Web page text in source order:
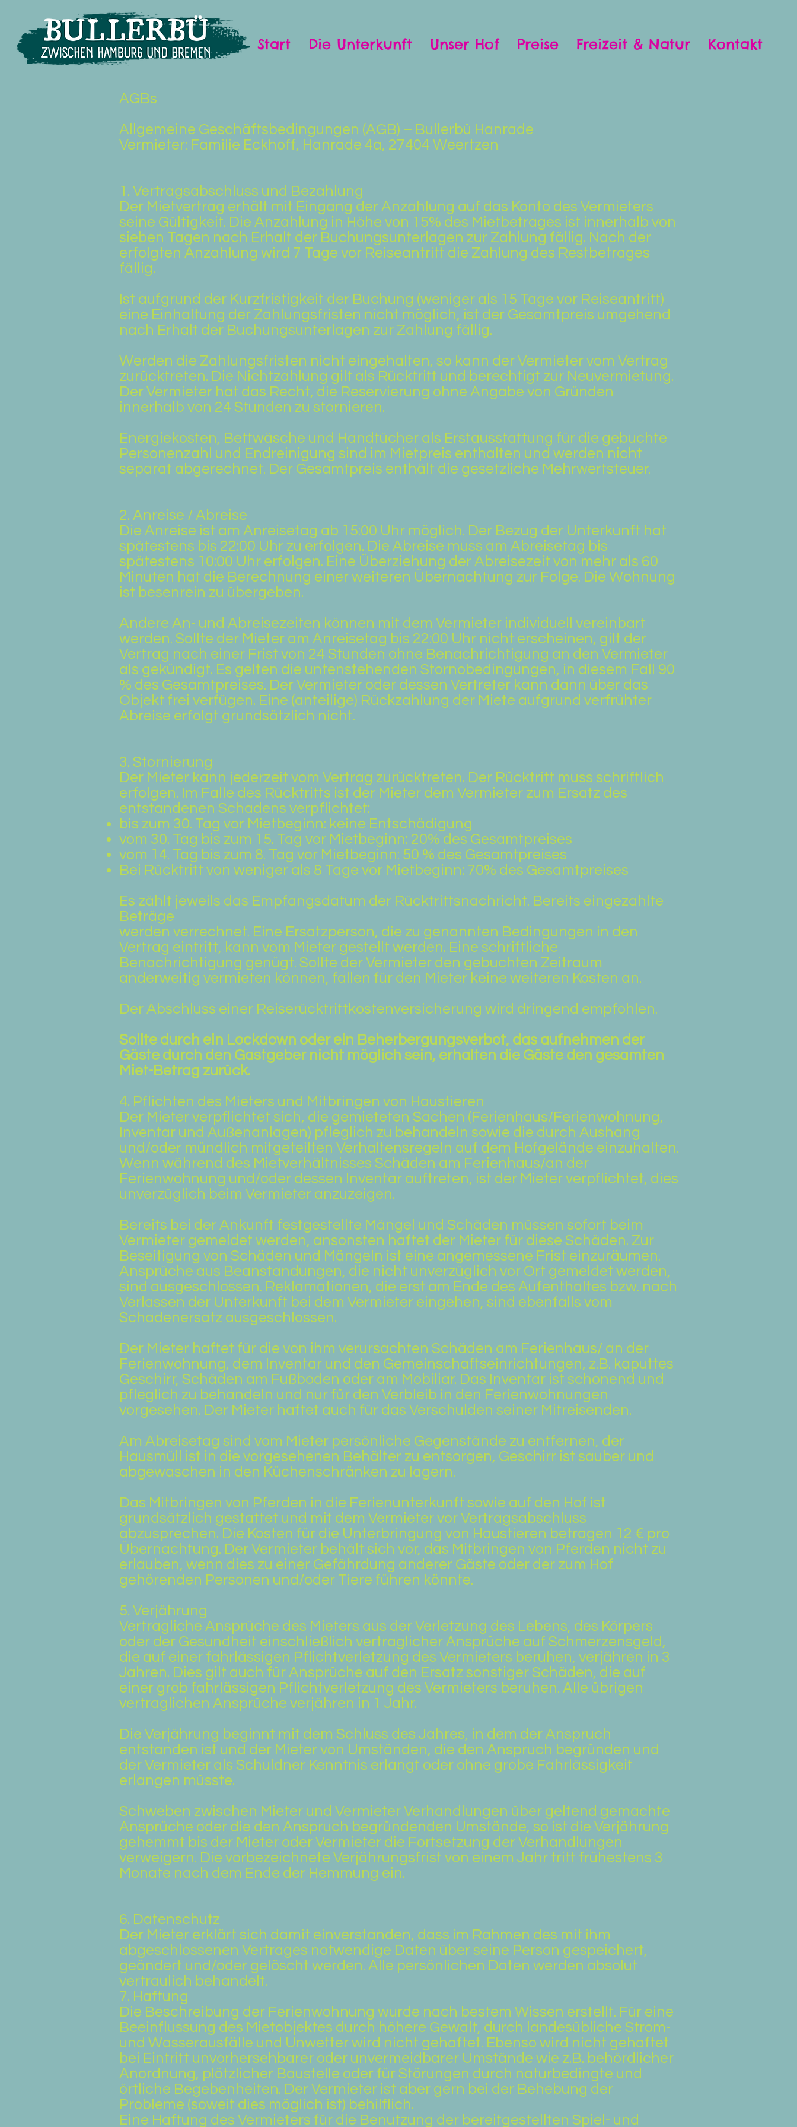
Start Die Unterkunft Unser Hof Preise Freizeit & Natur Kontakt
AGBs
Allgemeine Geschäftsbedingungen (AGB) – Bullerbü Hanrade
Vermieter: Familie Eckhoff, Hanrade 4a, 27404 Weertzen
1. Vertragsabschluss und Bezahlung
Der Mietvertrag erhält mit Eingang der Anzahlung auf das Konto des Vermieters
seine Gültigkeit. Die Anzahlung in Höhe von 15% des Mietbetrages ist innerhalb von
sieben Tagen nach Erhalt der Buchungsunterlagen zur Zahlung fällig. Nach der
erfolgten Anzahlung wird 7 Tage vor Reiseantritt die Zahlung des Restbetrages
fällig.
Ist aufgrund der Kurzfristigkeit der Buchung (weniger als 15 Tage vor Reiseantritt)
eine Einhaltung der Zahlungsfristen nicht möglich, ist der Gesamtpreis umgehend
nach Erhalt der Buchungsunterlagen zur Zahlung fällig.
Werden die Zahlungsfristen nicht eingehalten, so kann der Vermieter vom Vertrag
zurücktreten. Die Nichtzahlung gilt als Rücktritt und berechtigt zur Neuvermietung.
Der Vermieter hat das Recht, die Reservierung ohne Angabe von Gründen
innerhalb von 24 Stunden zu stornieren.
Energiekosten, Bettwäsche und Handtücher als Erstausstattung für die gebuchte
Personenzahl und Endreinigung sind im Mietpreis enthalten und werden nicht
separat abgerechnet. Der Gesamtpreis enthält die gesetzliche Mehrwertsteuer.
2. Anreise / Abreise
Die Anreise ist am Anreisetag ab 15:00 Uhr möglich. Der Bezug der Unterkunft hat
spätestens bis 22:00 Uhr zu erfolgen. Die Abreise muss am Abreisetag bis
spätestens 10:00 Uhr erfolgen. Eine Überziehung der Abreisezeit von mehr als 60
Minuten hat die Berechnung einer weiteren Übernachtung zur Folge. Die Wohnung
ist besenrein zu übergeben.
Andere An- und Abreisezeiten können mit dem Vermieter individuell vereinbart
werden. Sollte der Mieter am Anreisetag bis 22:00 Uhr nicht erscheinen, gilt der
Vertrag nach einer Frist von 24 Stunden ohne Benachrichtigung an den Vermieter
als gekündigt. Es gelten die untenstehenden Stornobedingungen, in diesem Fall 90
% des Gesamtpreises. Der Vermieter oder dessen Vertreter kann dann über das
Objekt frei verfügen. Eine (anteilige) Rückzahlung der Miete aufgrund verfrühter
Abreise erfolgt grundsätzlich nicht.
3. Stornierung
Der Mieter kann jederzeit vom Vertrag zurücktreten. Der Rücktritt muss schriftlich
erfolgen. Im Falle des Rücktritts ist der Mieter dem Vermieter zum Ersatz des
entstandenen Schadens verpflichtet:
bis zum 30. Tag vor Mietbeginn: keine Entschädigung
vom 30. Tag bis zum 15. Tag vor Mietbeginn: 20% des Gesamtpreises
vom 14. Tag bis zum 8. Tag vor Mietbeginn: 50 % des Gesamtpreises
Bei Rücktritt von weniger als 8 Tage vor Mietbeginn: 70% des Gesamtpreises
Es zählt jeweils das Empfangsdatum der Rücktrittsnachricht. Bereits eingezahlte
Beträge
werden verrechnet. Eine Ersatzperson, die zu genannten Bedingungen in den
Vertrag eintritt, kann vom Mieter gestellt werden. Eine schriftliche
Benachrichtigung genügt. Sollte der Vermieter den gebuchten Zeitraum
anderweitig vermieten können, fallen für den Mieter keine weiteren Kosten an.
Der Abschluss einer Reiserücktrittkostenversicherung wird dringend empfohlen.
Sollte durch ein Lockdown oder ein Beherbergungsverbot, das aufnehmen der
Gäste durch den Gastgeber nicht möglich sein, erhalten die Gäste den gesamten
Miet-Betrag zurück.
4. Pflichten des Mieters und Mitbringen von Haustieren
Der Mieter verpflichtet sich, die gemieteten Sachen (Ferienhaus/Ferienwohnung,
Inventar und Außenanlagen) pfleglich zu behandeln sowie die durch Aushang
und/oder mündlich mitgeteilten Verhaltensregeln auf dem Hofgelände einzuhalten.
Wenn während des Mietverhältnisses Schäden am Ferienhaus/an der
Ferienwohnung und/oder dessen Inventar auftreten, ist der Mieter verpflichtet, dies
unverzüglich beim Vermieter anzuzeigen.
Bereits bei der Ankunft festgestellte Mängel und Schäden müssen sofort beim
Vermieter gemeldet werden, ansonsten haftet der Mieter für diese Schäden. Zur
Beseitigung von Schäden und Mängeln ist eine angemessene Frist einzuräumen.
Ansprüche aus Beanstandungen, die nicht unverzüglich vor Ort gemeldet werden,
sind ausgeschlossen. Reklamationen, die erst am Ende des Aufenthaltes bzw. nach
Verlassen der Unterkunft bei dem Vermieter eingehen, sind ebenfalls vom
Schadenersatz ausgeschlossen.
Der Mieter haftet für die von ihm verursachten Schäden am Ferienhaus/ an der
Ferienwohnung, dem Inventar und den Gemeinschaftseinrichtungen, z.B. kaputtes
Geschirr, Schäden am Fußboden oder am Mobiliar. Das Inventar ist schonend und
pfleglich zu behandeln und nur für den Verbleib in den Ferienwohnungen
vorgesehen. Der Mieter haftet auch für das Verschulden seiner Mitreisenden.
Am Abreisetag sind vom Mieter persönliche Gegenstände zu entfernen, der
Hausmüll ist in die vorgesehenen Behälter zu entsorgen, Geschirr ist sauber und
abgewaschen in den Küchenschränken zu lagern.
Das Mitbringen von Pferden in die Ferienunterkunft sowie auf den Hof ist
grundsätzlich gestattet und mit dem Vermieter vor Vertragsabschluss
abzusprechen. Die Kosten für die Unterbringung von Haustieren betragen 12 € pro
Übernachtung. Der Vermieter behält sich vor, das Mitbringen von Pferden nicht zu
erlauben, wenn dies zu einer Gefährdung anderer Gäste oder der zum Hof
gehörenden Personen und/oder Tiere führen könnte.
5. Verjährung
Vertragliche Ansprüche des Mieters aus der Verletzung des Lebens, des Körpers
oder der Gesundheit einschließlich vertraglicher Ansprüche auf Schmerzensgeld,
die auf einer fahrlässigen Pflichtverletzung des Vermieters beruhen, verjähren in 3
Jahren. Dies gilt auch für Ansprüche auf den Ersatz sonstiger Schäden, die auf
einer grob fahrlässigen Pflichtverletzung des Vermieters beruhen. Alle übrigen
vertraglichen Ansprüche verjähren in 1 Jahr.
Die Verjährung beginnt mit dem Schluss des Jahres, in dem der Anspruch
entstanden ist und der Mieter von Umständen, die den Anspruch begründen und
der Vermieter als Schuldner Kenntnis erlangt oder ohne grobe Fahrlässigkeit
erlangen müsste.
Schweben zwischen Mieter und Vermieter Verhandlungen über geltend gemachte
Ansprüche oder die den Anspruch begründenden Umstände, so ist die Verjährung
gehemmt bis der Mieter oder Vermieter die Fortsetzung der Verhandlungen
verweigern. Die vorbezeichnete Verjährungsfrist von einem Jahr tritt frühestens 3
Monate nach dem Ende der Hemmung ein.
6. Datenschutz
Der Mieter erklärt sich damit einverstanden, dass im Rahmen des mit ihm
abgeschlossenen Vertrages notwendige Daten über seine Person gespeichert,
geändert und/oder gelöscht werden. Alle persönlichen Daten werden absolut
vertraulich behandelt.
7. Haftung
Die Beschreibung der Ferienwohnung wurde nach bestem Wissen erstellt. Für eine
Beeinflussung des Mietobjektes durch höhere Gewalt, durch landesübliche Strom-
und Wasserausfälle und Unwetter wird nicht gehaftet. Ebenso wird nicht gehaftet
bei Eintritt unvorhersehbarer oder unvermeidbarer Umstände wie z.B. behördlicher
Anordnung, plötzlicher Baustelle oder für Störungen durch naturbedingte und
örtliche Begebenheiten. Der Vermieter ist aber gern bei der Behebung der
Probleme (soweit dies möglich ist) behilflich.
Eine Haftung des Vermieters für die Benutzung der bereitgestellten Spiel- und